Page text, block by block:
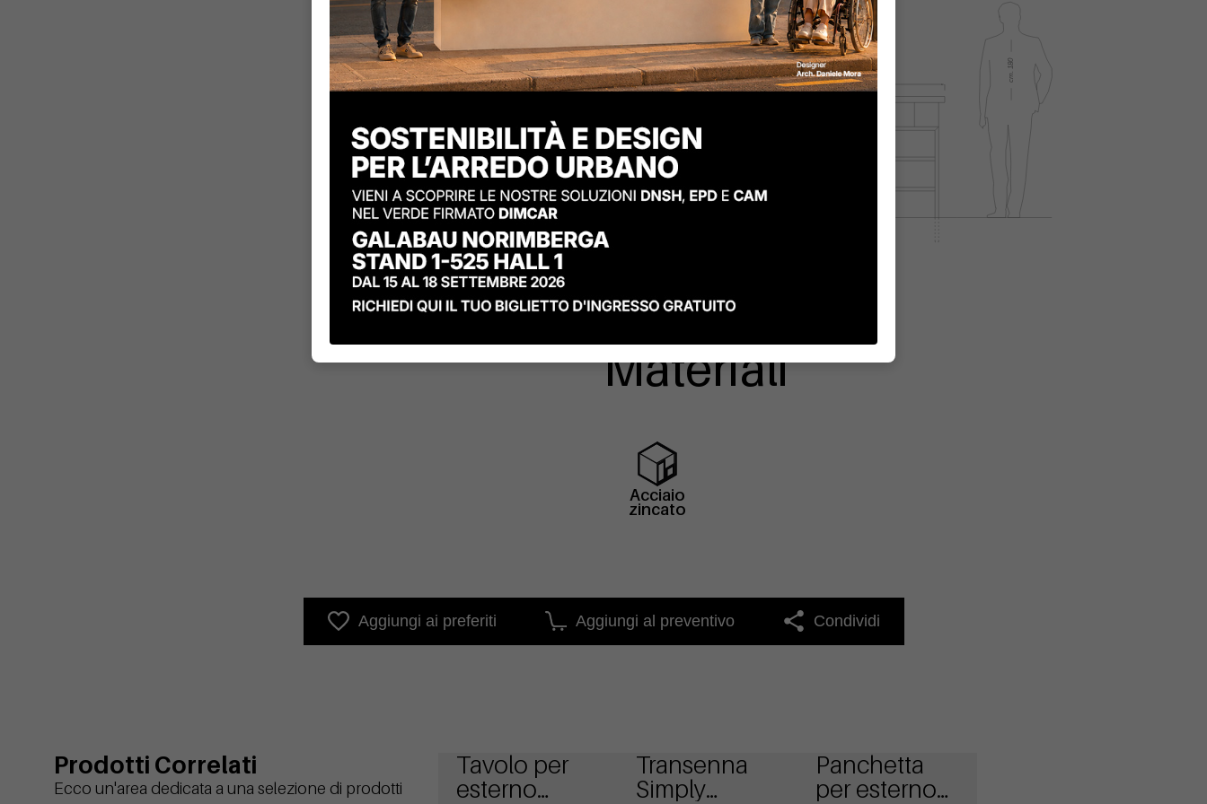
Materiali
Acciaio
zincato
Aggiungi ai preferiti Aggiungi al preventivo Condividi
Prodotti Correlati
Ecco un'area dedicata a una selezione di prodotti
Tavolo per
esterno
Transenna
Simply
Panchetta
per esterno